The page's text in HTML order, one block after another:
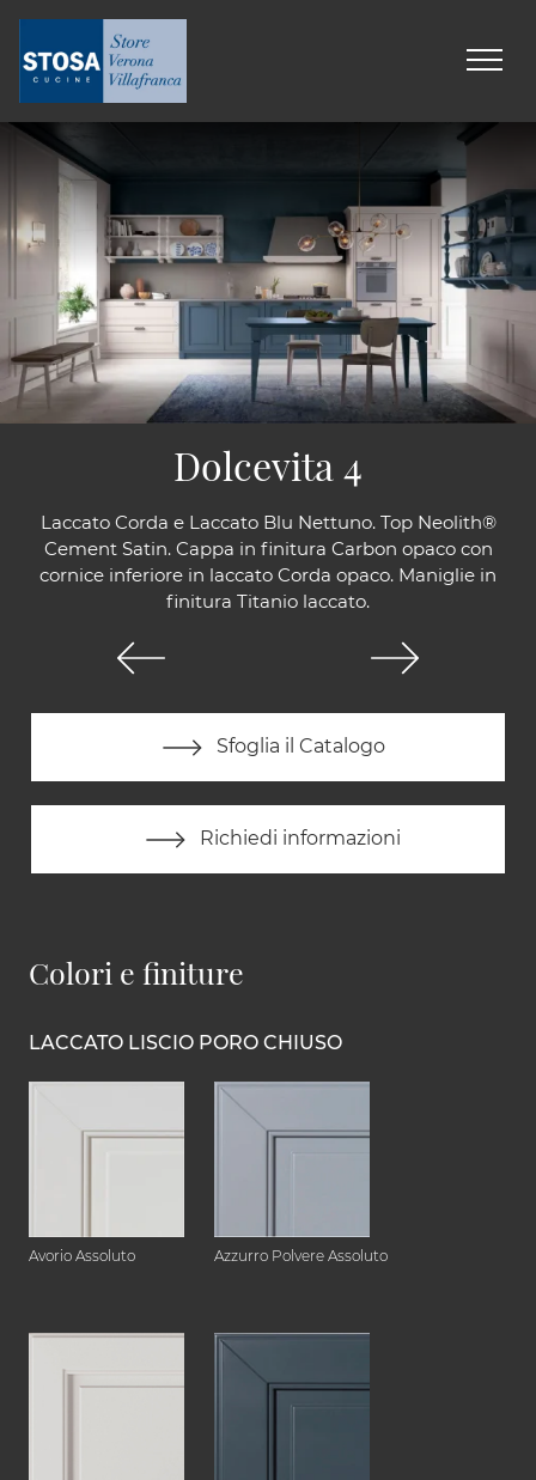
Laccato Corda e Laccato Blu Nettuno. Top Neolith®
Cement Satin. Cappa in finitura Carbon opaco con
cornice inferiore in laccato Corda opaco. Maniglie in
finitura Titanio laccato.
Sfoglia il Catalogo
Richiedi informazioni
Dolcevita 4
Colori e finiture
LACCATO LISCIO PORO CHIUSO
Avorio Assoluto Azzurro Polvere Assoluto